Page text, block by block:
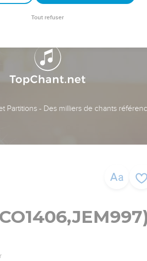
Partitions - Des milliers de chants
Tout refuser